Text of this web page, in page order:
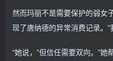
然而玛丽不是需要保护的弱女
现了唐纳德的异常消费记录。”
“她说，”但信任需要双向。”